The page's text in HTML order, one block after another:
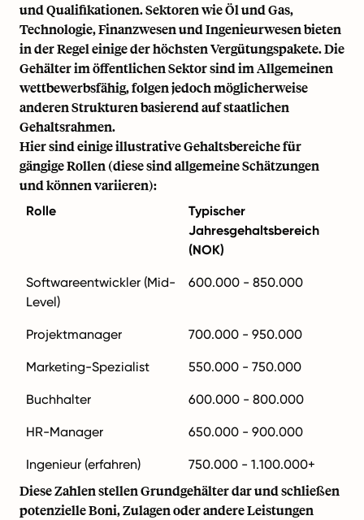
und Qualifikationen. Sektoren wie Öl und Gas,
Technologie, Finanzwesen und Ingenieurwesen bieten
in der Regel einige der höchsten Vergütungspakete. Die
Gehälter im öffentlichen Sektor sind im Allgemeinen
wettbewerbsfähig, folgen jedoch möglicherweise
anderen Strukturen basierend auf staatlichen
Gehaltsrahmen.
Hier sind einige illustrative Gehaltsbereiche für
gängige Rollen (diese sind allgemeine Schätzungen
und können variieren):
Rolle
Typischer
Jahresgehaltsbereich
(NOK)
Softwareentwickler (Mid-
Level)
600.000 - 850.000
Projektmanager 700.000 - 950.000
Marketing-Spezialist 550.000 - 750.000
Buchhalter 600.000 - 800.000
HR-Manager 650.000 - 900.000
Ingenieur (erfahren) 750.000 - 1.100.000+
Diese Zahlen stellen Grundgehälter dar und schließen
potenzielle Boni, Zulagen oder andere Leistungen